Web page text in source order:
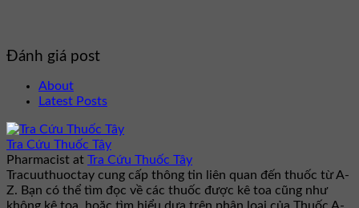
Đánh giá post
About
Latest Posts
Tra Cứu Thuốc Tây
Pharmacist at Tra Cứu Thuốc Tây
Tracuuthuoctay cung cấp thông tin liên quan đến thuốc từ A-
Z. Bạn có thể tìm đọc về các thuốc được kê toa cũng như